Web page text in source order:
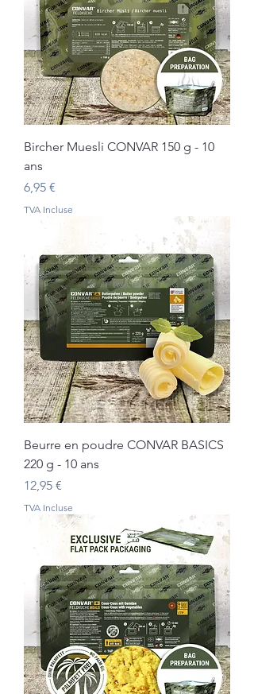
Bircher Muesli CONVAR 150 g - 10
ans
Prix
6,95 €
TVA Incluse
Beurre en poudre CONVAR BASICS
220 g - 10 ans
Prix
12,95 €
TVA Incluse